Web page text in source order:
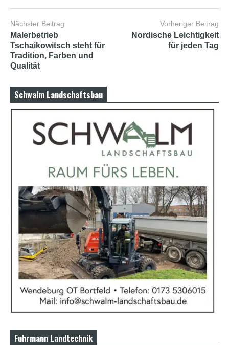
Nächster Beitrag
Malerbetrieb
Tschaikowitsch steht für
Tradition, Farben und
Qualität
Vorheriger Beitrag
Nordische Leichtigkeit
für jeden Tag
Schwalm Landschaftsbau
Fuhrmann Landtechnik